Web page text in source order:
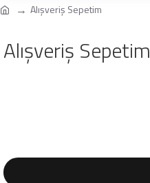
Alışveriş Sepetim
Alışveriş Sepetim